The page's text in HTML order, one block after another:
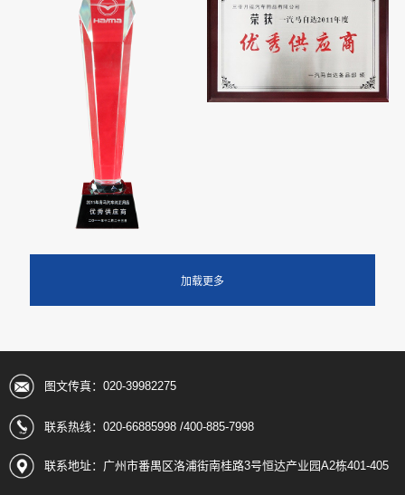
图文传真：020-39982275
联系热线：020-66885998 /400-885-7998
联系地址：广州市番禺区洛浦街南桂路3号恒达产业园A2栋401-405